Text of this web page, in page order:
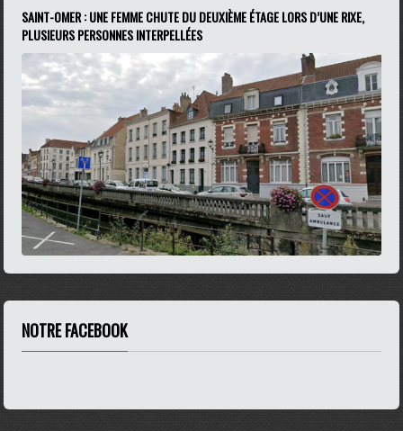
SAINT-OMER : UNE FEMME CHUTE DU DEUXIÈME ÉTAGE LORS D’UNE RIXE,
PLUSIEURS PERSONNES INTERPELLÉES
NOTRE FACEBOOK